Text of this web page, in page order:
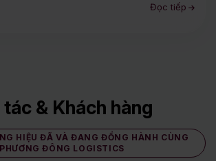
Đọc tiếp
& Khách hàng
HIỆU ĐÃ VÀ ĐANG ĐỒNG HÀNH CÙNG
PHƯƠNG ĐÔNG LOGISTICS